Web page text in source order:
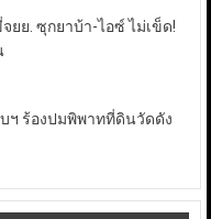
ยย. ซุกยาบ้า-ไอซ์ ไม่เข็ด!
ฯ ร้องปมพิพาทที่ดินวัดดัง